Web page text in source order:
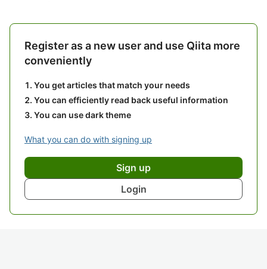
Register as a new user and use Qiita more
conveniently
You get articles that match your needs
You can efficiently read back useful information
You can use dark theme
What you can do with signing up
Sign up
Login